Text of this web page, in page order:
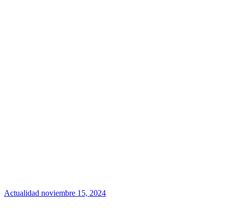
Actualidad noviembre 15, 2024